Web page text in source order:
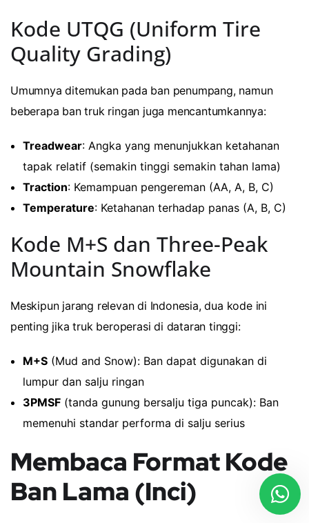
Kode UTQG (Uniform Tire
Quality Grading)
Umumnya ditemukan pada ban penumpang, namun
beberapa ban truk ringan juga mencantumkannya:
Treadwear: Angka yang menunjukkan ketahanan
tapak relatif (semakin tinggi semakin tahan lama)
Traction: Kemampuan pengereman (AA, A, B, C)
Temperature: Ketahanan terhadap panas (A, B, C)
Kode M+S dan Three-Peak
Mountain Snowflake
Meskipun jarang relevan di Indonesia, dua kode ini
penting jika truk beroperasi di dataran tinggi:
M+S (Mud and Snow): Ban dapat digunakan di
lumpur dan salju ringan
3PMSF (tanda gunung bersalju tiga puncak): Ban
memenuhi standar performa di salju serius
Membaca Format Kode
Ban Lama (Inci)